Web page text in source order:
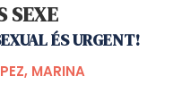
SEXE
ÉS URGENT!
MARINA